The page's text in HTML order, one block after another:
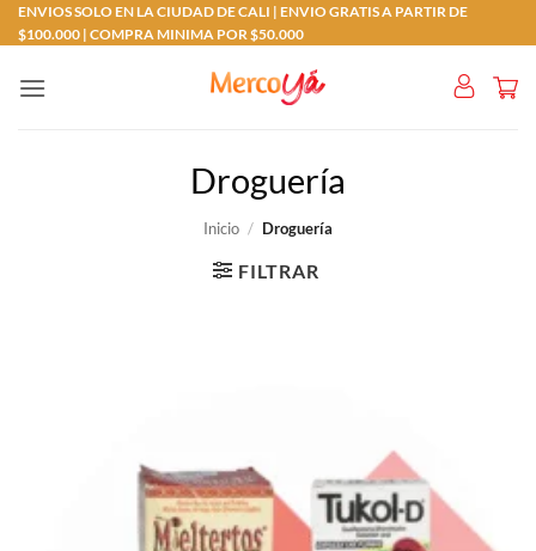
Saltar
al
ENVIOS SOLO EN LA CIUDAD DE CALI | ENVIO GRATIS A PARTIR DE
$100.000 | COMPRA MINIMA POR $50.000
Droguería
Inicio / Droguería
FILTRAR